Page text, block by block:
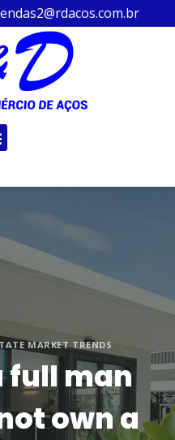
MARKET TRENDS
full man
own a